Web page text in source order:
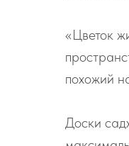
«Цветок
похожий
Доски